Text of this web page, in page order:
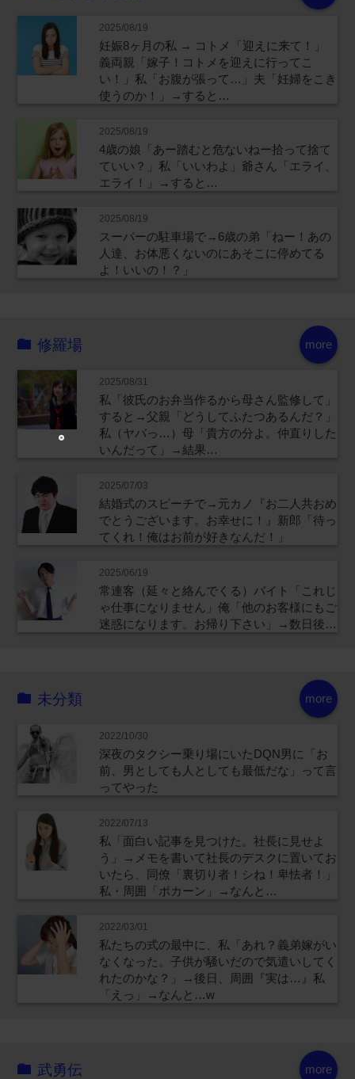
2025/08/19
妊娠8ヶ月の私 → コトメ「迎えに来て！」
義両親「嫁子！コトメを迎えに行ってこ
い！」私「お腹が張って…」夫「妊婦をこき
使うのか！」→すると…
2025/08/19
4歳の娘「あー踏むと危ないねー拾って捨て
ていい？」私「いいわよ」爺さん「エライ、
エライ！」→すると…
2025/08/19
スーパーの駐車場で→6歳の弟「ねー！あの
人達、お体悪くないのにあそこに停めてる
よ！いいの！？」
more
修羅場
2025/08/31
私「彼氏のお弁当作るから母さん監修して」
すると→父親「どうしてふたつあるんだ？」
私（ヤバっ…）母「貴方の分よ。仲直りした
いんだって」→結果…
2025/07/03
結婚式のスピーチで→元カノ『お二人共おめ
でとうございます。お幸せに！』新郎「待っ
てくれ！俺はお前が好きなんだ！」
2025/06/19
常連客（延々と絡んでくる）バイト「これじ
ゃ仕事になりません」俺「他のお客様にもご
迷惑になります。お帰り下さい」→数日後…
more
未分類
2022/10/30
深夜のタクシー乗り場にいたDQN男に「お
前、男としても人としても最低だな」って言
ってやった
2022/07/13
私「面白い記事を見つけた。社長に見せよ
う」→メモを書いて社長のデスクに置いてお
いたら、同僚「裏切り者！シね！卑怯者！」
私・周囲「ポカーン」→なんと…
2022/03/01
私たちの式の最中に、私「あれ？義弟嫁がい
なくなった。子供が騒いだので気遣いしてく
れたのかな？」→後日、周囲『実は…』私
「えっ」→なんと…w
more
武勇伝